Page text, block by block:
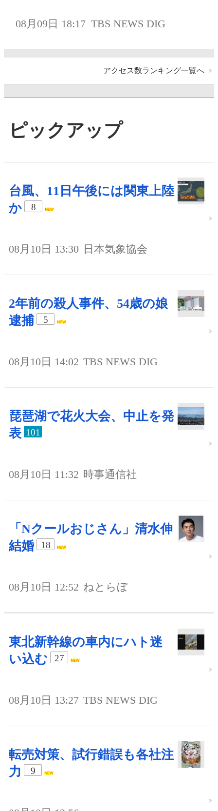
08月09日 18:17 TBS NEWS DIG
アクセス数ランキング一覧へ
ピックアップ
台風、11日午後には関東上陸
か
8
08月10日 13:30 日本気象協会
2年前の殺人事件、54歳の娘
逮捕
5
08月10日 14:02 TBS NEWS DIG
琵琶湖で花火大会、中止を発
表 101
08月10日 11:32 時事通信社
「Nクールおじさん」清水伸
結婚
18
08月10日 12:52 ねとらぼ
東北新幹線の車内にハト迷
い込む
27
08月10日 13:27 TBS NEWS DIG
転売対策、試行錯誤も各社注
力
9